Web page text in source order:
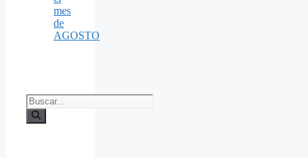
mes
de
AGOSTO
Buscar: